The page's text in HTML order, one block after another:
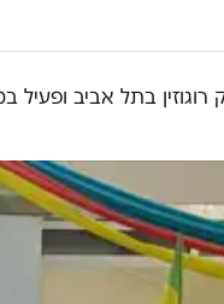
ביאליק רוגוזין בתל